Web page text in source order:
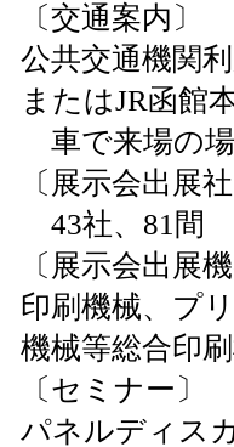
〔交通案内〕
公共交通機関
またはJR函館
車で来場の
〔展示会出展
43社、81間
〔展示会出展
印刷機械、プ
機械等総合印
〔セミナー〕
パネルディス